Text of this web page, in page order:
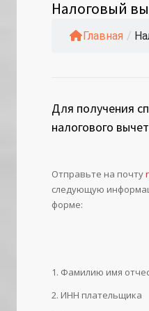
Налоговый
Главная /
Для получения
налогового
Отправьте на почту
следующую
форме:
Фамилию имя
ИНН плательщика